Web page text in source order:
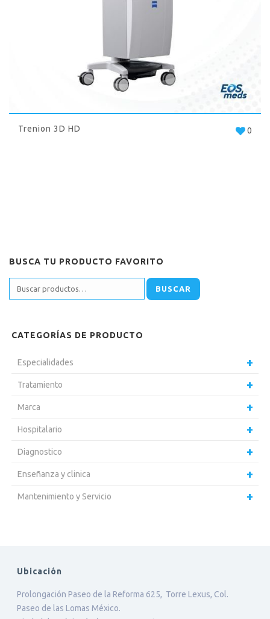
0
Trenion 3D HD
BUSCA TU PRODUCTO FAVORITO
BUSCAR
CATEGORÍAS DE PRODUCTO
Especialidades
Tratamiento
Marca
Hospitalario
Diagnostico
Enseñanza y clinica
Mantenimiento y Servicio
Ubicación
Prolongación Paseo de la Reforma 625, Torre Lexus, Col.
Paseo de las Lomas México.